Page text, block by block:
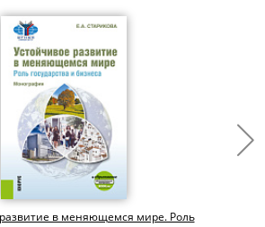
в меняющемся мире. Роль